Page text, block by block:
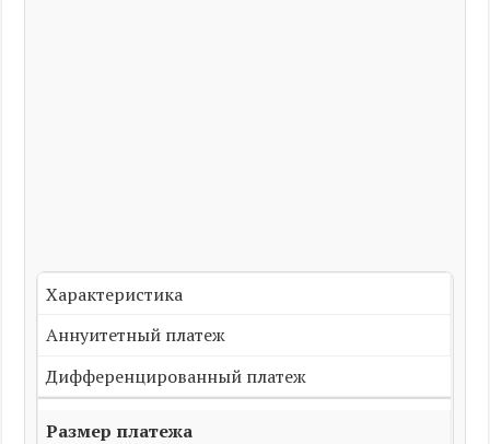
Характеристика
Аннуитетный платеж
Дифференцированный платеж
Размер платежа